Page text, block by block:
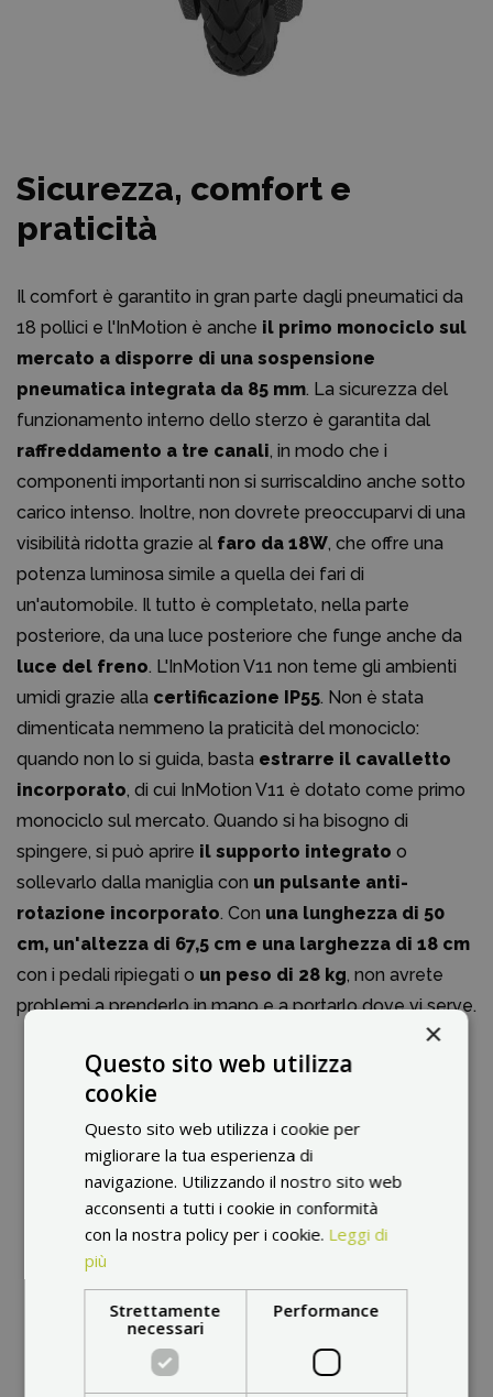
Sicurezza, comfort e
praticità
Il comfort è garantito in gran parte dagli pneumatici da
18 pollici e l'InMotion è anche il primo monociclo sul
mercato a disporre di una sospensione
pneumatica integrata da 85 mm. La sicurezza del
funzionamento interno dello sterzo è garantita dal
raffreddamento a tre canali, in modo che i
componenti importanti non si surriscaldino anche sotto
carico intenso. Inoltre, non dovrete preoccuparvi di una
visibilità ridotta grazie al faro da 18W, che offre una
potenza luminosa simile a quella dei fari di
un'automobile. Il tutto è completato, nella parte
posteriore, da una luce posteriore che funge anche da
luce del freno. L'InMotion V11 non teme gli ambienti
umidi grazie alla certificazione IP55. Non è stata
dimenticata nemmeno la praticità del monociclo:
quando non lo si guida, basta estrarre il cavalletto
incorporato, di cui InMotion V11 è dotato come primo
monociclo sul mercato. Quando si ha bisogno di
spingere, si può aprire il supporto integrato o
sollevarlo dalla maniglia con un pulsante anti-
rotazione incorporato. Con una lunghezza di 50
cm, un'altezza di 67,5 cm e una larghezza di 18 cm
con i pedali ripiegati o un peso di 28 kg, non avrete
problemi a prenderlo in mano e a portarlo dove vi serve.
×
Questo sito web utilizza
cookie
Questo sito web utilizza i cookie per
migliorare la tua esperienza di
navigazione. Utilizzando il nostro sito web
acconsenti a tutti i cookie in conformità
con la nostra policy per i cookie. Leggi di
più
Strettamente
necessari
Performance